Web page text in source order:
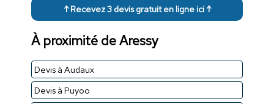
↑ Recevez 3 devis gratuit en ligne ici ↑
À proximité de Aressy
Devis à Audaux
Devis à Puyoo